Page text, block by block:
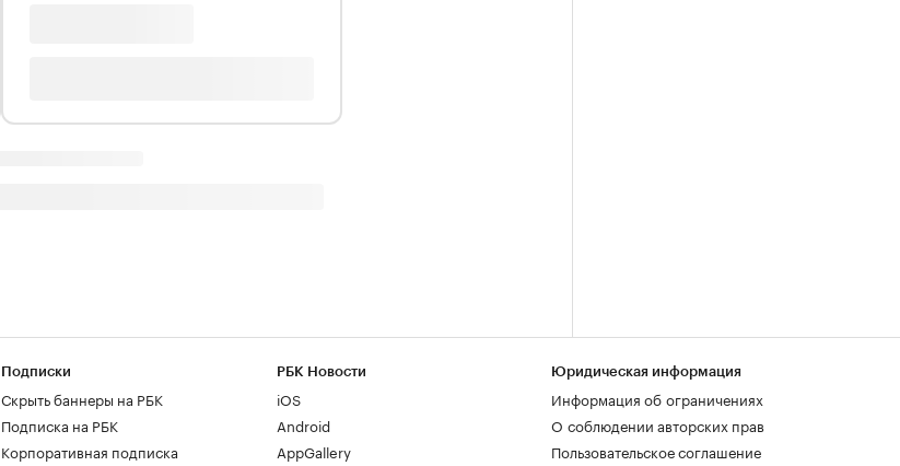
Подписки
Скрыть баннеры на РБК
Подписка на РБК
Корпоративная подписка
РБК Новости
iOS
Android
AppGallery
Юридическая информация
Информация об ограничениях
О соблюдении авторских прав
Пользовательское соглашение